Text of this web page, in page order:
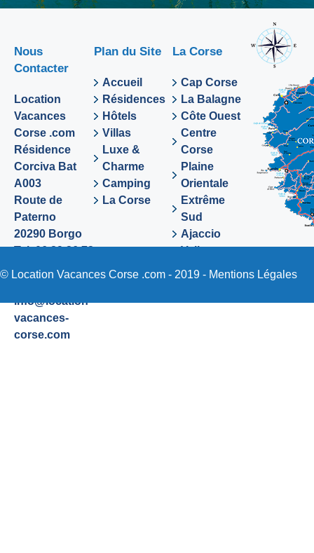
Nous
Contacter
Location
Vacances
Corse .com
Résidence
Corciva Bat
A003
Route de
Paterno
20290 Borgo
Tel. 06 89 36 72
info@location-
vacances-
corse.com
Plan du Site
Accueil
Résidences
Hôtels
Villas
Luxe &
Charme
Camping
La Corse
La Corse
Cap Corse
La Balagne
Côte Ouest
Centre
Corse
Plaine
Orientale
Extrême
Sud
Ajaccio
Valinco
Sartene
© Location Vacances Corse .com - 2019 - Mentions Légales